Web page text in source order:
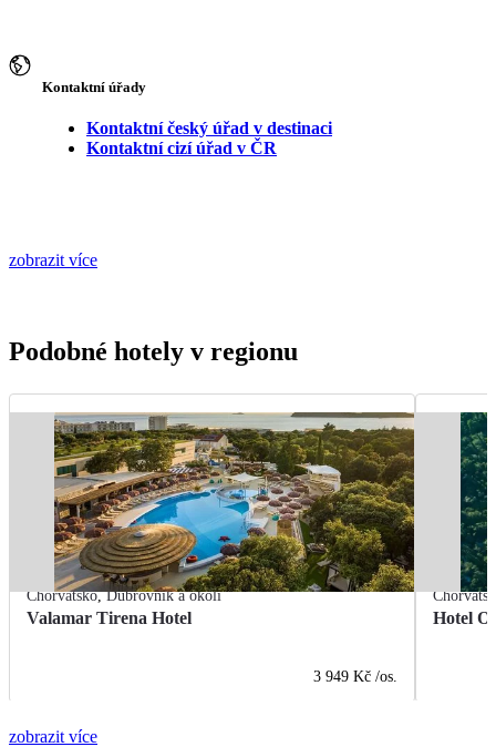
Kontaktní úřady
Kontaktní český úřad v destinaci
Kontaktní cizí úřad v ČR
zobrazit více
Podobné hotely v regionu
Chorvatsko,Dubrovník a okolí
Valamar Tirena Hotel
3 949 Kč /os.
Hotel
zobrazit více